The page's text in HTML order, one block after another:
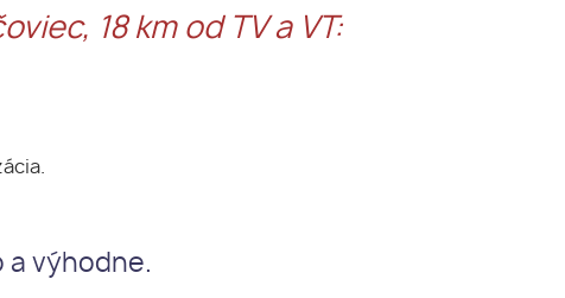
18 km od TV a VT:
a výhodne.